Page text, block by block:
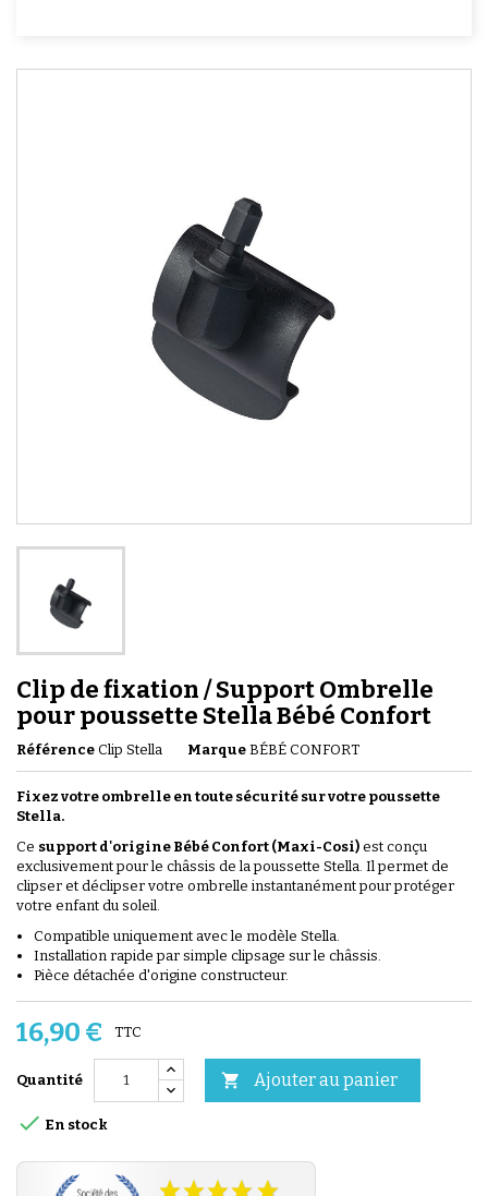
Clip de fixation / Support Ombrelle
pour poussette Stella Bébé Confort
Référence Clip Stella Marque BÉBÉ CONFORT
Fixez votre ombrelle en toute sécurité sur votre poussette
Stella.
Ce support d'origine Bébé Confort (Maxi-Cosi) est conçu
exclusivement pour le châssis de la poussette Stella. Il permet de
clipser et déclipser votre ombrelle instantanément pour protéger
votre enfant du soleil.
Compatible uniquement avec le modèle Stella.
Installation rapide par simple clipsage sur le châssis.
Pièce détachée d'origine constructeur.
16,90 € TTC
Quantité  Ajouter au panier
 En stock